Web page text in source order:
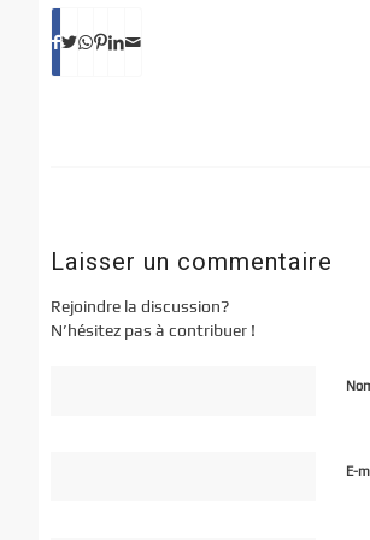
Laisser un commentaire
Rejoindre la discussion?
N’hésitez pas à contribuer !
E-